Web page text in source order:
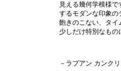
見える幾何学模様
するモダンな印象の
飽きのこない、タイ
少しだけ特別なもの
－ラプアン カンク